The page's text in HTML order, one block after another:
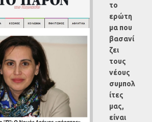
το
ερώτη
μα που
βασανί
ζει
τους
νέους
συμπολ
ίτες
μας,
είναι